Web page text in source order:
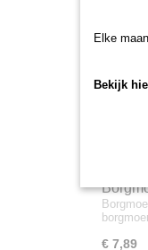
MRP1
€ 7,89
Elke
Bekijk